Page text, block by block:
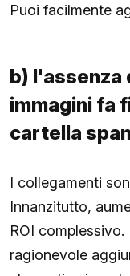
Puoi facilmente
b) l'assenza
immagini fa
cartella
I collegamenti
Innanzitutto,
ROI
ragionevole